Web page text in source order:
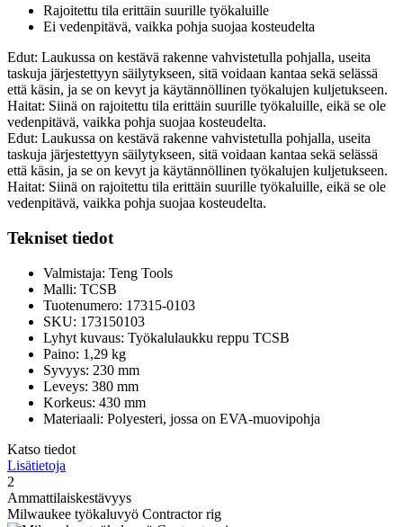
Rajoitettu tila erittäin suurille työkaluille
Ei vedenpitävä, vaikka pohja suojaa kosteudelta
Edut: Laukussa on kestävä rakenne vahvistetulla pohjalla, useita
taskuja järjestettyyn säilytykseen, sitä voidaan kantaa sekä selässä
että käsin, ja se on kevyt ja käytännöllinen työkalujen kuljetukseen.
Haitat: Siinä on rajoitettu tila erittäin suurille työkaluille, eikä se ole
vedenpitävä, vaikka pohja suojaa kosteudelta.
Edut: Laukussa on kestävä rakenne vahvistetulla pohjalla, useita
taskuja järjestettyyn säilytykseen, sitä voidaan kantaa sekä selässä
että käsin, ja se on kevyt ja käytännöllinen työkalujen kuljetukseen.
Haitat: Siinä on rajoitettu tila erittäin suurille työkaluille, eikä se ole
vedenpitävä, vaikka pohja suojaa kosteudelta.
Tekniset tiedot
Valmistaja: Teng Tools
Malli: TCSB
Tuotenumero: 17315-0103
SKU: 173150103
Lyhyt kuvaus: Työkalulaukku reppu TCSB
Paino: 1,29 kg
Syvyys: 230 mm
Leveys: 380 mm
Korkeus: 430 mm
Materiaali: Polyesteri, jossa on EVA-muovipohja
Katso tiedot
Lisätietoja
2
Ammattilaiskestävyys
Milwaukee työkaluvyö Contractor rig